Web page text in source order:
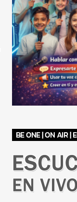
BE ONE | ON AIR |